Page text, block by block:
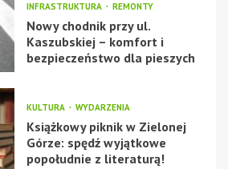
INFRASTRUKTURA
REMONTY
Nowy chodnik przy ul.
Kaszubskiej – komfort i
bezpieczeństwo dla pieszych
KULTURA WYDARZENIA
Książkowy piknik w Zielonej
Górze: spędź wyjątkowe
popołudnie z literaturą!